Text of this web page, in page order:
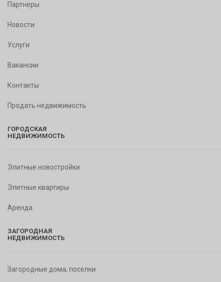
Партнеры
Новости
Услуги
Вакансии
Контакты
Продать недвижимость
ГОРОДСКАЯ
НЕДВИЖИМОСТЬ
Элитные новостройки
Элитные квартиры
Аренда
ЗАГОРОДНАЯ
НЕДВИЖИМОСТЬ
Загородные дома, поселки